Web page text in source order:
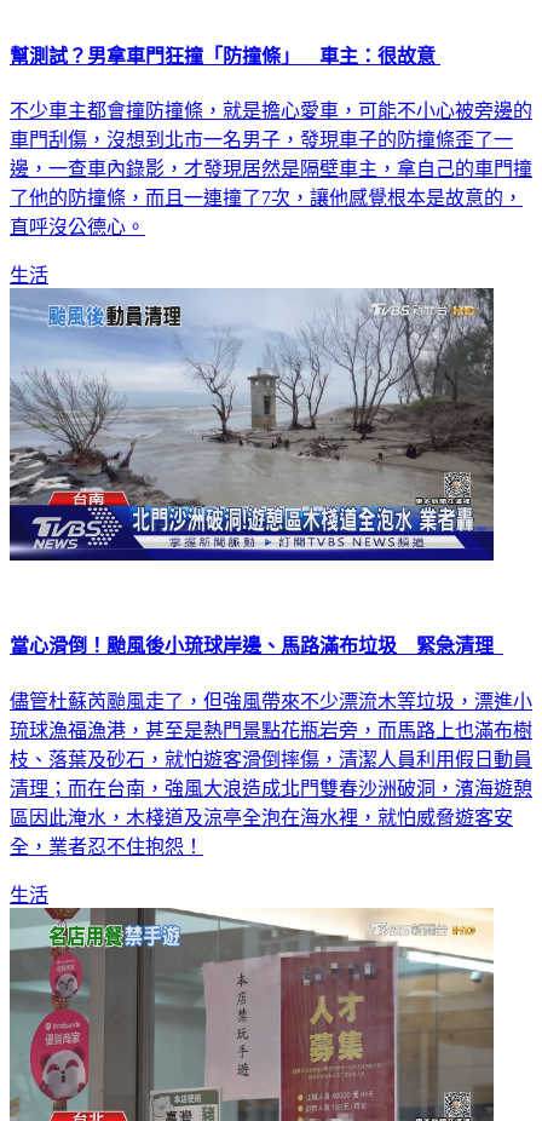
幫測試？男拿車門狂撞「防撞條」 車主：很故意
不少車主都會撞防撞條，就是擔心愛車，可能不小心被旁邊的
車門刮傷，沒想到北市一名男子，發現車子的防撞條歪了一
邊，一查車內錄影，才發現居然是隔壁車主，拿自己的車門撞
了他的防撞條，而且一連撞了7次，讓他感覺根本是故意的，
直呼沒公德心。
生活
當心滑倒！颱風後小琉球岸邊、馬路滿布垃圾 緊急清理
儘管杜蘇芮颱風走了，但強風帶來不少漂流木等垃圾，漂進小
琉球漁福漁港，甚至是熱門景點花瓶岩旁，而馬路上也滿布樹
枝、落葉及砂石，就怕遊客滑倒摔傷，清潔人員利用假日動員
清理；而在台南，強風大浪造成北門雙春沙洲破洞，濱海遊憩
區因此淹水，木棧道及涼亭全泡在海水裡，就怕威脅遊客安
全，業者忍不住抱怨！
生活